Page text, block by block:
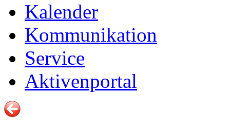
Kalender
Kommunikation
Service
Aktivenportal